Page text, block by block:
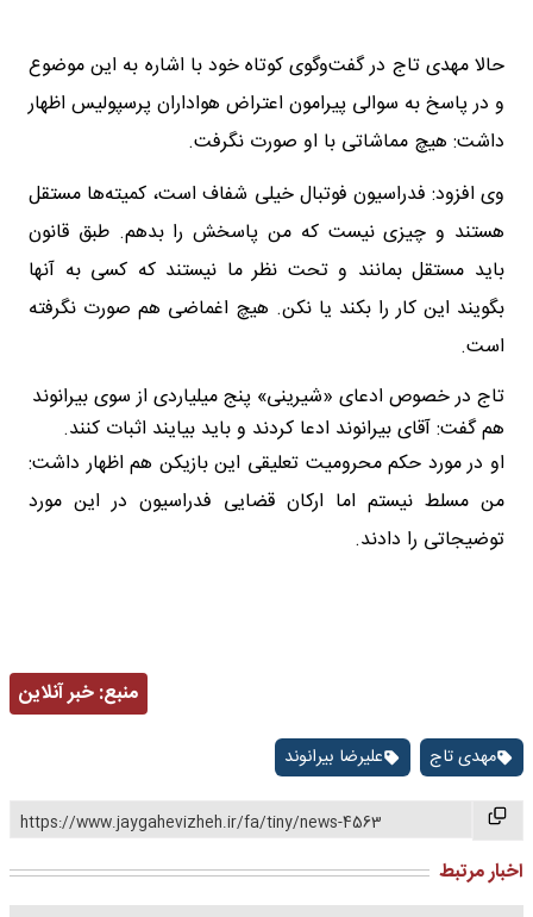
حالا مهدی تاج در گفت‌وگوی کوتاه خود با اشاره به این موضوع
و در پاسخ به سوالی پیرامون اعتراض هواداران پرسپولیس اظهار
داشت: هیچ مماشاتی با او صورت نگرفت.
وی افزود: فدراسیون فوتبال خیلی شفاف است، کمیته‌ها مستقل
هستند و چیزی نیست که من پاسخش را بدهم. طبق قانون
باید مستقل بمانند و تحت نظر ما نیستند که کسی به آنها
بگویند این کار را بکند یا نکن. هیچ اغماضی هم صورت نگرفته
است.
تاج در خصوص ادعای «شیرینی» پنج میلیاردی از سوی بیرانوند
هم گفت: آقای بیرانوند ادعا کردند و باید بیایند اثبات کنند.
او در مورد حکم محرومیت تعلیقی این بازیکن هم اظهار داشت:
من مسلط نیستم اما ارکان قضایی فدراسیون در این مورد
توضیجاتی را دادند.
منبع:خبر آنلاین
مهدی تاج علیرضا بیرانوند
https://www.jaygahevizheh.ir/fa/tiny/news-4563
اخبار مرتبط